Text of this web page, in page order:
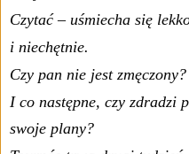
Czytać – uśmiecha się
i niechętnie.
Czy pan nie jest
I co następne, czy zdradzi
swoje plany?